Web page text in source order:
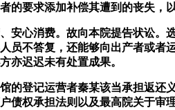
要求添加补偿其遭到的丧失，
心消费。故向本院提告状讼。
员不答复，还能够向出产者或
亦迟迟未有处置成果。
登记运营者秦某该当承担返还
债权承担法则以及最高院关于